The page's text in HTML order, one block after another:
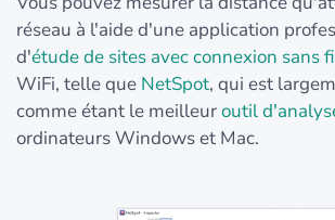
réseau à l'aide d'une application
d'étude de sites avec connexion sans
WiFi, telle que NetSpot, qui est
comme étant le meilleuroutil
ordinateurs Windows et Mac.